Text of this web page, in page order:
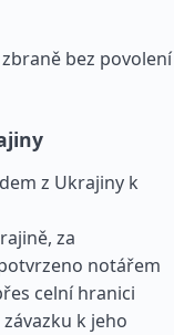
bez povolení
z Ukrajiny k
za
notářem
celní hranici
k jeho